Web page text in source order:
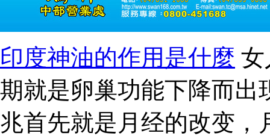
印度神油的作用是什麼 女
期就是卵巢功能下降而出
兆首先就是月经的改变，